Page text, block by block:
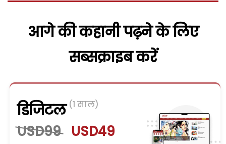
आगे की कहानी पढ़ने के लिए
सब्सक्राइब करें
डिजिटल (1 साल)
USD99 USD49